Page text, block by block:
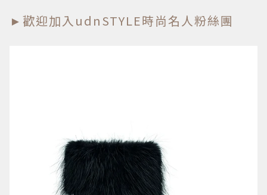
►歡迎加入udnSTYLE時尚名人粉絲團